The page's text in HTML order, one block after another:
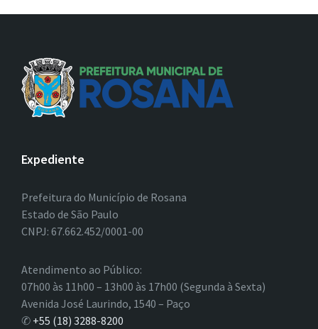
Expediente
Prefeitura do Município de Rosana
Estado de São Paulo
CNPJ: 67.662.452/0001-00
Atendimento ao Público:
07h00 às 11h00 – 13h00 às 17h00 (Segunda à Sexta)
Avenida José Laurindo, 1540 – Paço
✆ +55 (18) 3288-8200